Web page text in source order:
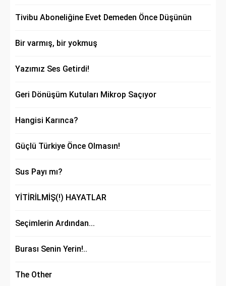
Tivibu Aboneliğine Evet Demeden Önce Düşünün
Bir varmış, bir yokmuş
Yazımız Ses Getirdi!
Geri Dönüşüm Kutuları Mikrop Saçıyor
Hangisi Karınca?
Güçlü Türkiye Önce Olmasın!
Sus Payı mı?
YİTİRİLMİŞ(!) HAYATLAR
Seçimlerin Ardından...
Burası Senin Yerin!..
The Other